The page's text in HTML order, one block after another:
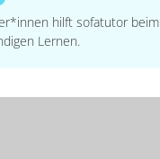
hilft sofatutor beim
Lernen.